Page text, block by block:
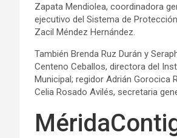
Zapata Mendiolea, coordinadora
ejecutivo del Sistema de
Zacil Méndez Hernández.
También Brenda Ruz Durán y
Centeno Ceballos, directora del
Municipal; regidor Adrián Gorocica
Celia Rosado Avilés, secretaria